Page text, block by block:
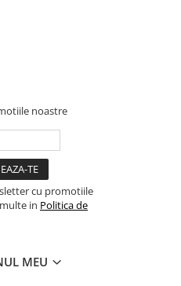
noastre
cu promotiile
in Politica de
MEU